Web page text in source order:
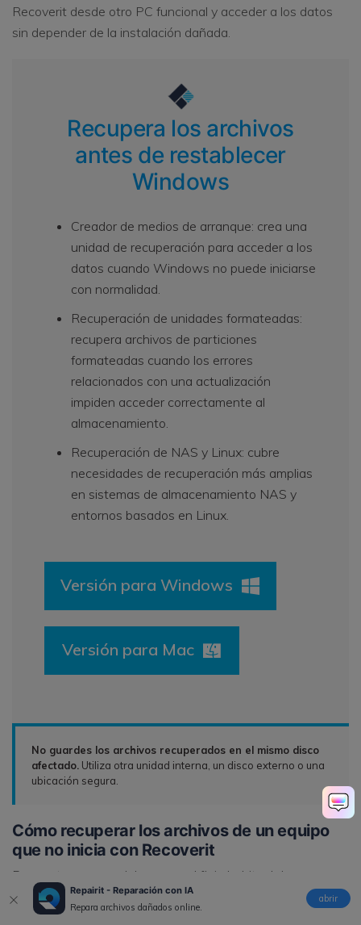
Repairit - Reparación con IA
Repara archivos dañados online.
abrir
Recoverit desde otro PC funcional y acceder a los datos
sin depender de la instalación dañada.
Recupera los archivos
antes de restablecer
Windows
Creador de medios de arranque: crea una
unidad de recuperación para acceder a los
datos cuando Windows no puede iniciarse
con normalidad.
Recuperación de unidades formateadas:
recupera archivos de particiones
formateadas cuando los errores
relacionados con una actualización
impiden acceder correctamente al
almacenamiento.
Recuperación de NAS y Linux: cubre
necesidades de recuperación más amplias
en sistemas de almacenamiento NAS y
entornos basados en Linux.
Versión para Windows
Versión para Mac
No guardes los archivos recuperados en el mismo disco
afectado. Utiliza otra unidad interna, un disco externo o una
ubicación segura.
Cómo recuperar los archivos de un equipo
que no inicia con Recoverit
Para este caso no debes usar el flujo habitual de
seleccionar una carpeta y escanearla desde Windows.
Como el sistema no puede iniciar, primero necesitas crear